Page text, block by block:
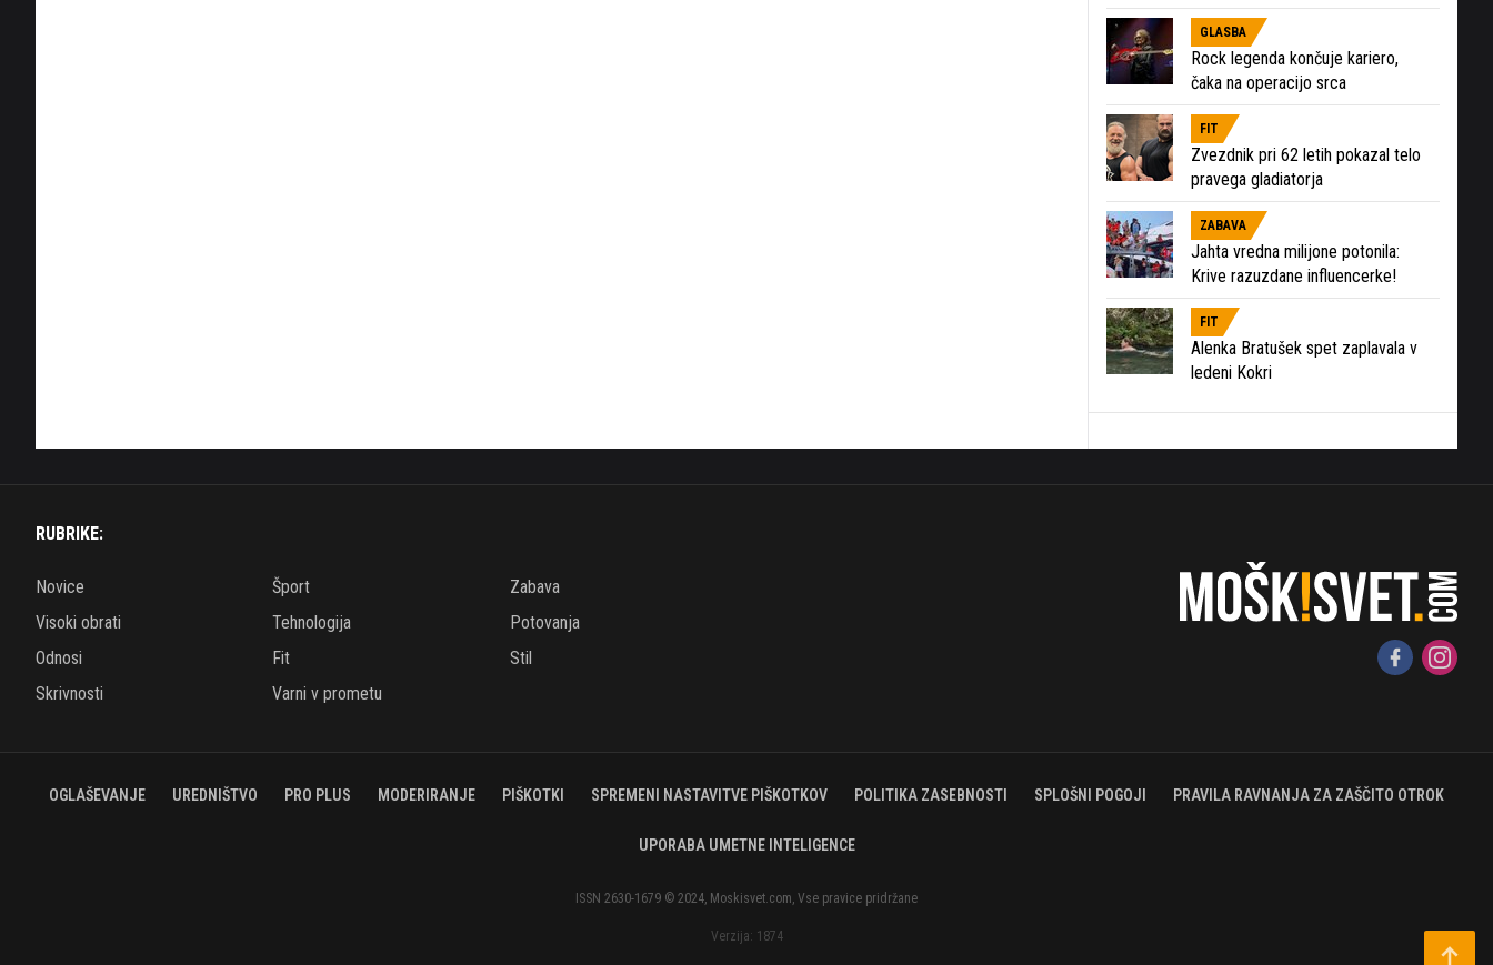
GLASBA
Rock legenda končuje kariero,
čaka na operacijo srca
FIT
Zvezdnik pri 62 letih pokazal telo
pravega gladiatorja
ZABAVA
Jahta vredna milijone potonila:
Krive razuzdane influencerke!
FIT
Alenka Bratušek spet zaplavala v
ledeni Kokri
RUBRIKE:
Novice Šport
Zabava
Visoki obrati
Tehnologija
Potovanja
Odnosi
Fit
Stil
Skrivnosti
Varni v prometu
OGLAŠEVANJE UREDNIŠTVO PRO PLUS MODERIRANJE PIŠKOTKI SPREMENI NASTAVITVE PIŠKOTKOV POLITIKA ZASEBNOSTI SPLOŠNI POGOJI PRAVILA RAVNANJA ZA ZAŠČITO OTROK
UPORABA UMETNE INTELIGENCE
ISSN 2630-1679 © 2024, Moskisvet.com, Vse pravice pridržane
Verzija: 1874